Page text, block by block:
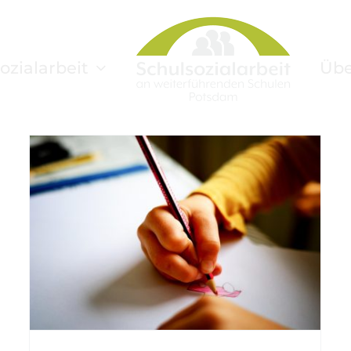
Prävention wirkt: Wie Schulsozialarbeit
Jugendkriminalität senkt
Eltern Jugendliche Politik Prävention
Schulsozialarbeit